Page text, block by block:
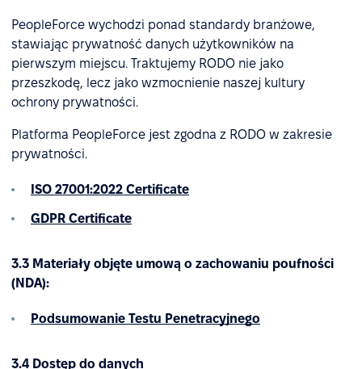
PeopleForce wychodzi ponad standardy branżowe,
stawiając prywatność danych użytkowników na
pierwszym miejscu. Traktujemy RODO nie jako
przeszkodę, lecz jako wzmocnienie naszej kultury
ochrony prywatności.
Platforma PeopleForce jest zgodna z RODO w zakresie
prywatności.
ISO 27001:2022 Certificate
GDPR Certificate
3.3 Materiały objęte umową o zachowaniu poufności
(NDA):
Podsumowanie Testu Penetracyjnego
3.4 Dostęp do danych